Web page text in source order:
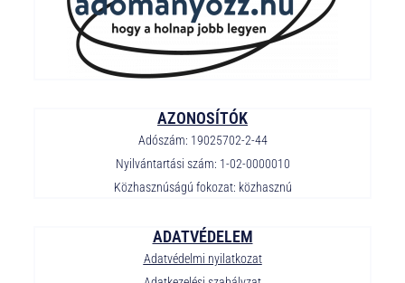
ADATVÉDELEM
Adatvédelmi nyilatkozat
AZONOSÍTÓK
Adószám: 19025702-2-44
Nyilvántartási szám: 1-02-0000010
Közhasznúságú fokozat: közhasznú